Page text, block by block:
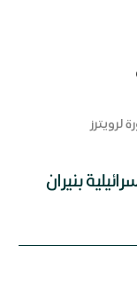
لرويترز
بنيران